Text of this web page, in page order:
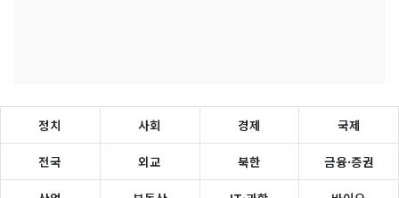
정치 사회 경제 국제
전국 외교 북한 금융·증권